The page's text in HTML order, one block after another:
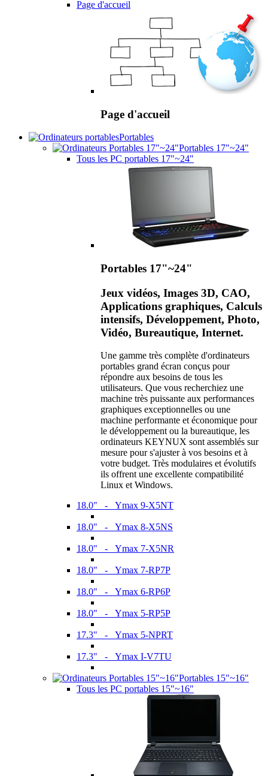
Page d'accueil
Page d'accueil
Portables
Portables 17"~24"
Tous les PC portables 17"~24"
Portables 17"~24"
Jeux vidéos, Images 3D, CAO,
Applications graphiques, Calculs
intensifs, Développement, Photo,
Vidéo, Bureautique, Internet.
Une gamme très complète d'ordinateurs
portables grand écran conçus pour
répondre aux besoins de tous les
utilisateurs. Que vous recherchiez une
machine très puissante aux performances
graphiques exceptionnelles ou une
machine performante et économique pour
le développement ou la bureautique, les
ordinateurs KEYNUX sont assemblés sur
mesure pour s'ajuster à vos besoins et à
votre budget. Très modulaires et évolutifs
ils offrent une excellente compatibilité
Linux et Windows.
18.0" - Ymax 9-X5NT
18.0" - Ymax 8-X5NS
18.0" - Ymax 7-X5NR
18.0" - Ymax 7-RP7P
18.0" - Ymax 6-RP6P
18.0" - Ymax 5-RP5P
17.3" - Ymax 5-NPRT
17.3" - Ymax I-V7TU
Portables 15"~16"
Tous les PC portables 15"~16"